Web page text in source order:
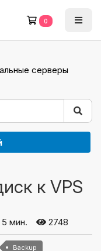
0
серверы
к VPS
5 мин. 2748
Backup